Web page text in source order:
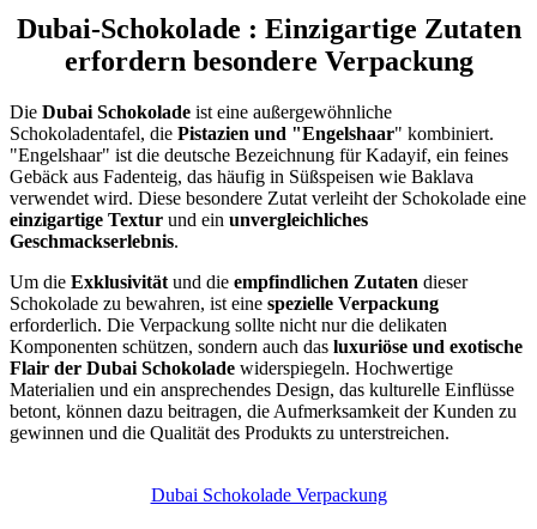
Dubai-Schokolade : Einzigartige Zutaten
erfordern besondere Verpackung
Die Dubai Schokolade ist eine außergewöhnliche
Schokoladentafel, die Pistazien und "Engelshaar" kombiniert.
"Engelshaar" ist die deutsche Bezeichnung für Kadayif, ein feines
Gebäck aus Fadenteig, das häufig in Süßspeisen wie Baklava
verwendet wird. Diese besondere Zutat verleiht der Schokolade eine
einzigartige Textur und ein unvergleichliches
Geschmackserlebnis.
Um die Exklusivität und die empfindlichen Zutaten dieser
Schokolade zu bewahren, ist eine spezielle Verpackung
erforderlich. Die Verpackung sollte nicht nur die delikaten
Komponenten schützen, sondern auch das luxuriöse und exotische
Flair der Dubai Schokolade widerspiegeln. Hochwertige
Materialien und ein ansprechendes Design, das kulturelle Einflüsse
betont, können dazu beitragen, die Aufmerksamkeit der Kunden zu
gewinnen und die Qualität des Produkts zu unterstreichen.
Dubai Schokolade Verpackung